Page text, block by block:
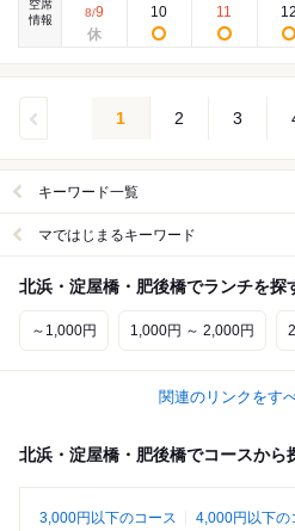
空席
情報
8/9 10 11 12
1 2 3
キーワード一覧
マではじまるキーワード
北浜・淀屋橋・肥後橋でランチを探
～1,000円 1,000円 ～ 2,000円
関連のリンクをす
北浜・淀屋橋・肥後橋でコースから
3,000円以下のコース
4,000円以下の